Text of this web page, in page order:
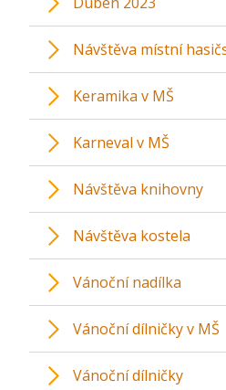
Návštěva místní
Keramika v MŠ
Karneval v MŠ
Návštěva knihovny
Návštěva kostela
Vánoční nadílka
Vánoční dílničky v MŠ
Vánoční dílničky